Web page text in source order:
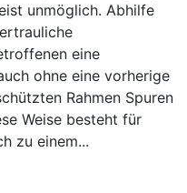
unmöglich. Abhilfe
eine
ohne eine vorherige
Rahmen Spuren
Weise besteht für
zu einem...